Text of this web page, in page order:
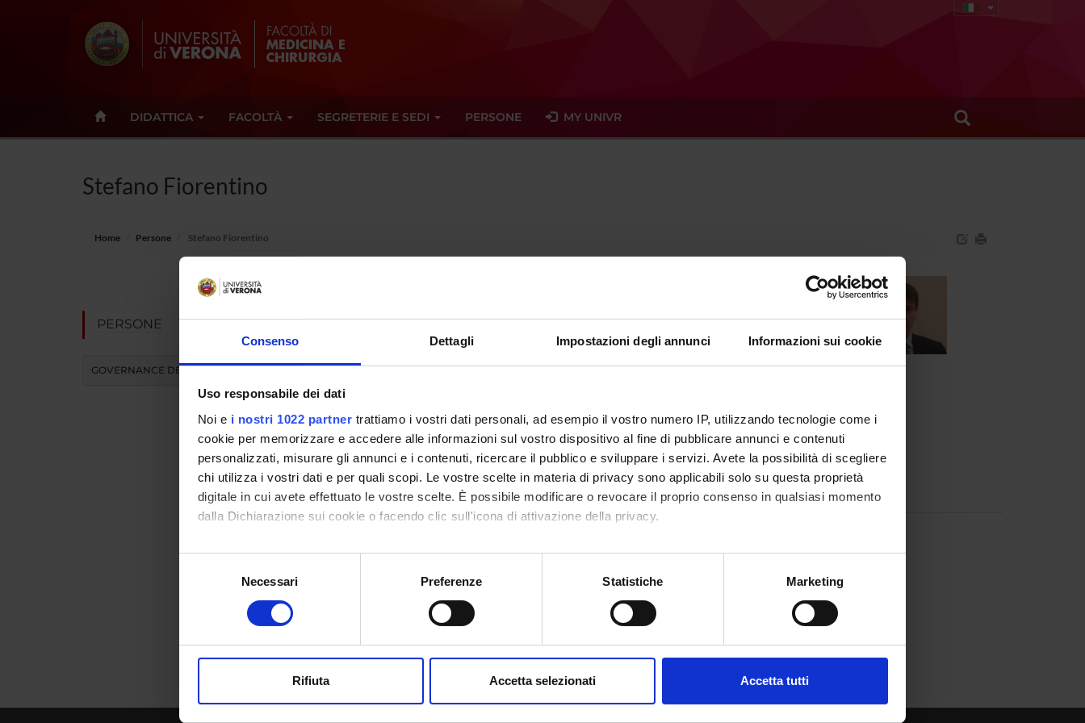
Consenso Dettagli Impostazioni degli annunci Informazioni sui cookie
Uso responsabile dei dati
Noi e i nostri 1022 partner trattiamo i vostri dati personali, ad esempio il vostro numero IP, utilizzando tecnologie come i
cookie per memorizzare e accedere alle informazioni sul vostro dispositivo al fine di pubblicare annunci e contenuti
personalizzati, misurare gli annunci e i contenuti, ricercare il pubblico e sviluppare i servizi. Avete la possibilità di scegliere
chi utilizza i vostri dati e per quali scopi. Le vostre scelte in materia di privacy sono applicabili solo su questa proprietà
digitale in cui avete effettuato le vostre scelte. È possibile modificare o revocare il proprio consenso in qualsiasi momento
dalla Dichiarazione sui cookie o facendo clic sull'icona di attivazione della privacy.
Con il tuo consenso, vorremmo anche:
raccogliere informazioni sulla tua posizione geografica, con un'approssimazione di qualche metro,
digitali).
modificare o ritirare il tuo consenso in qualsiasi momento dalla Dichiarazione sui cookie.
Necessari Preferenze Statistiche Marketing
Rifiuta Accetta selezionati Accetta tutti
DIDATTICA FACOLTÀ SEGRETERIE E SEDI PERSONE MY UNIVR
Stefano Fiorentino
Home Persone Stefano Fiorentino
PERSONE
GOVERNANCE DELLA FACOLTÀ
Presentazione Didattica 2 Avvisi 0 Ricerca Incarichi